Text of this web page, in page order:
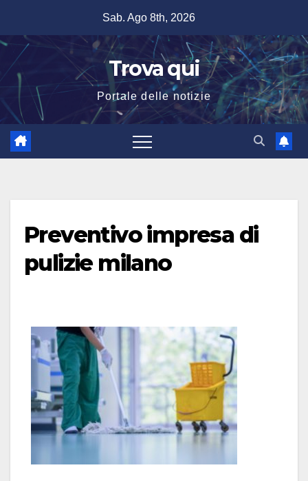
contenuto
Sab. Ago 8th, 2026
Trova qui
Portale delle notizie
Preventivo impresa di
pulizie milano